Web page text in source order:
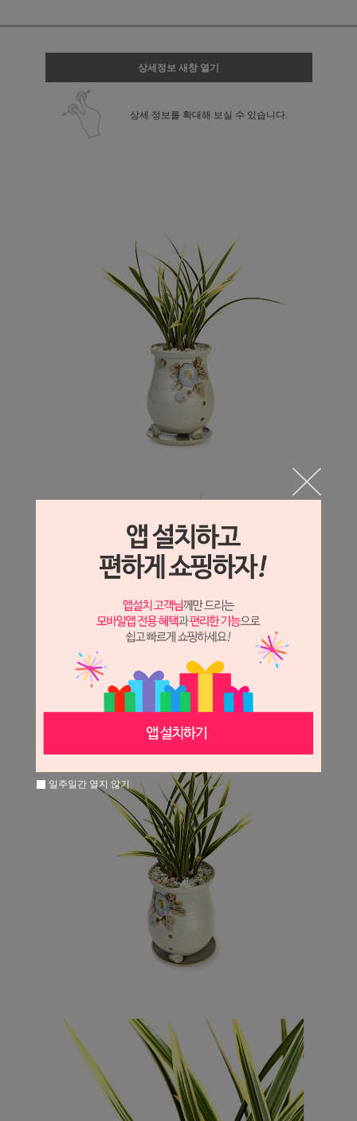
상세정보 새창 열기
상세 정보를 확대해 보실 수 있습니다.
일주일간 열지 않기